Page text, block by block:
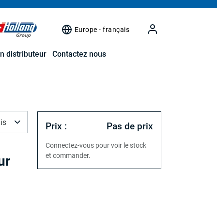
Europe - français
distributeur Contactez nous
Prix : Pas de prix
Connectez-vous pour voir le stock
et commander.